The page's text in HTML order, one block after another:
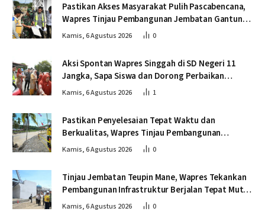
Pastikan Akses Masyarakat Pulih Pascabencana,
Wapres Tinjau Pembangunan Jembatan Gantung
Kendawi
Kamis, 6 Agustus 2026 0
Aksi Spontan Wapres Singgah di SD Negeri 11
Jangka, Sapa Siswa dan Dorong Perbaikan
Sekolah
Kamis, 6 Agustus 2026 1
Pastikan Penyelesaian Tepat Waktu dan
Berkualitas, Wapres Tinjau Pembangunan
Jembatan Lumut
Kamis, 6 Agustus 2026 0
Tinjau Jembatan Teupin Mane, Wapres Tekankan
Pembangunan Infrastruktur Berjalan Tepat Mutu
dan Tepat Waktu
Kamis, 6 Agustus 2026 0